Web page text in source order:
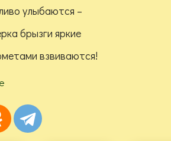
улыбаются –
брызги яркие
взвиваются!